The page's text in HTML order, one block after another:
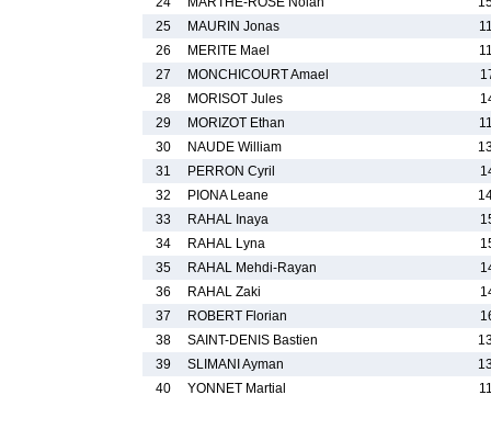
25
MAURIN Jonas
26
MERITE Mael
27
MONCHICOURT Amael
28
MORISOT Jules
29
MORIZOT Ethan
30
NAUDE William
31
PERRON Cyril
32
PIONA Leane
33
RAHAL Inaya
34
RAHAL Lyna
35
RAHAL Mehdi-Rayan
36
RAHAL Zaki
37
ROBERT Florian
38
SAINT-DENIS Bastien
39
SLIMANI Ayman
40
YONNET Martial